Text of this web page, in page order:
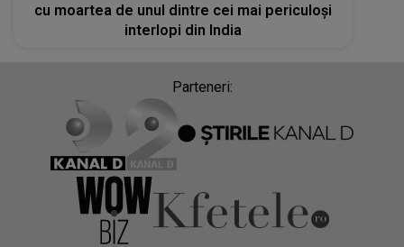
cu moartea de unul dintre cei mai periculoși
interlopi din India
Parteneri: